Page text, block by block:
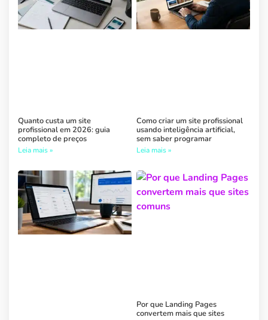
Quanto custa um site
profissional em 2026: guia
completo de preços
Leia mais »
Como criar um site profissional
usando inteligência artificial,
sem saber programar
Leia mais »
Por que Landing Pages
convertem mais que sites